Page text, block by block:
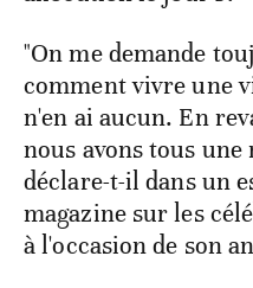
"On me demande
comment vivre une
n'en ai aucun. En
nous avons tous une
déclare-t-il dans un
magazine sur les
à l'occasion de son